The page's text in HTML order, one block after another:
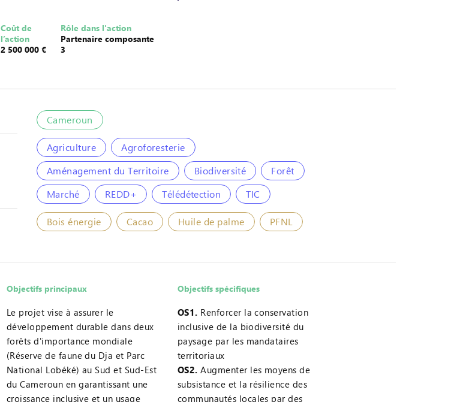
Coût de
l’action
2 500 000 €
Rôle dans l'action
Partenaire composante
3
Cameroun
Agriculture
Agroforesterie
Aménagement du Territoire
Biodiversité
Forêt
Marché
REDD+ Télédétection TIC
Bois énergie Cacao Huile de palme PFNL
Objectifs principaux
Le projet vise à assurer le
développement durable dans deux
forêts d'importance mondiale
(Réserve de faune du Dja et Parc
National Lobéké) au Sud et Sud-Est
du Cameroun en garantissant une
croissance inclusive et un usage
Objectifs spécifiques
OS1. Renforcer la conservation
inclusive de la biodiversité du
paysage par les mandataires
territoriaux
OS2. Augmenter les moyens de
subsistance et la résilience des
communautés locales par des